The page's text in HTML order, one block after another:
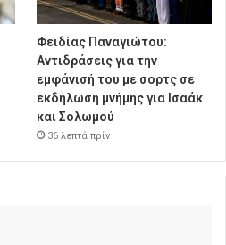
Φειδίας Παναγιώτου:
Αντιδράσεις για την
εμφάνισή του με σορτς σε
εκδήλωση μνήμης για Ισαάκ
και Σολωμού
36 λεπτά πρίν